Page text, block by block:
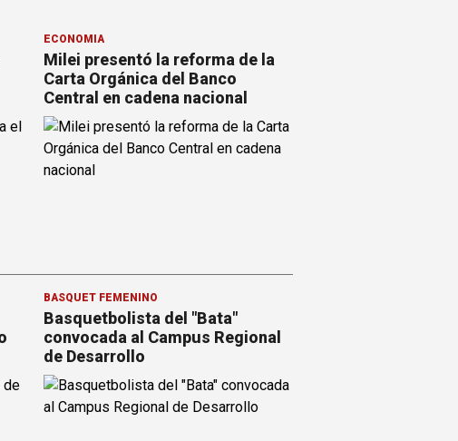
ECONOMÍA
Milei presentó la reforma de la
Carta Orgánica del Banco
Central en cadena nacional
BÁSQUET FEMENINO
Basquetbolista del "Bata"
convocada al Campus Regional
de Desarrollo